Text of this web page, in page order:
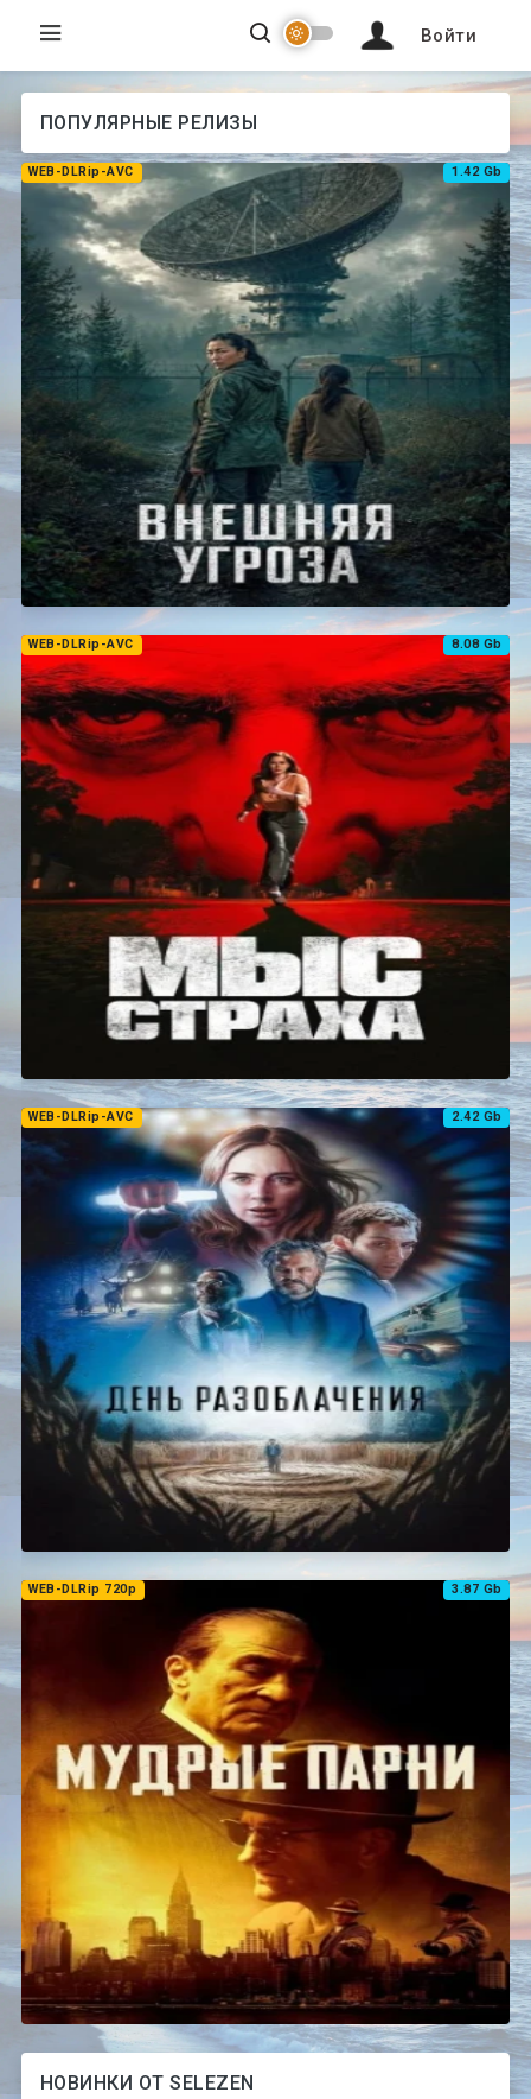
Войти
ПОПУЛЯРНЫЕ РЕЛИЗЫ
WEB-DLRip-AVC 1.42 Gb
WEB-DLRip-AVC 8.08 Gb
WEB-DLRip-AVC 2.42 Gb
WEB-DLRip 720p 3.87 Gb
НОВИНКИ ОТ SELEZEN